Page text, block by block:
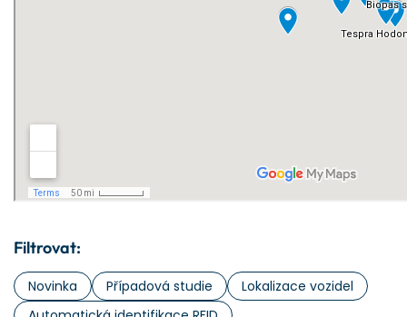
Filtrovat:
Novinka Případová studie
Lokalizace vozidel